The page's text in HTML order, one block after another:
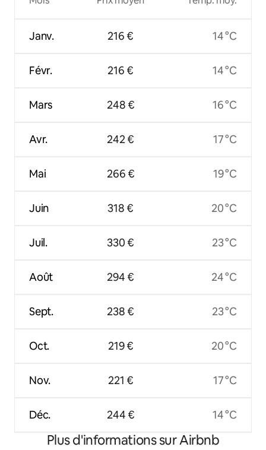
Janv.
Févr.
Mars
Avr.
Mai
Juin
Juil.
Août
Sept.
Oct.
Nov.
Déc.
216 €
216 €
248 €
242 €
266 €
318 €
330 €
294 €
238 €
219 €
221 €
244 €
14 °C
14 °C
16 °C
17 °C
19 °C
20 °C
23 °C
24 °C
23 °C
20 °C
17 °C
14 °C
Plus d'informations sur Airbnb